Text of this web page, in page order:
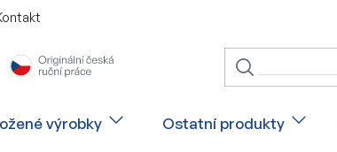
výrobky Ostatní produkty